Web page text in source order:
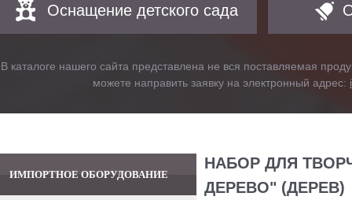
Оснащение детского сада
В каталоге нашего сайта представлена не вся поставляемая
можете направить заявку на электронный адрес:
ИМПОРТНОЕ ОБОРУДОВАНИЕ
НАБОР ДЛЯ
ДЕРЕВО" (ДЕРЕВ)